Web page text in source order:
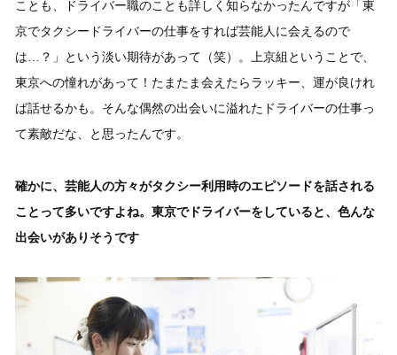
ことも、ドライバー職のことも詳しく知らなかったんですが「東
京でタクシードライバーの仕事をすれば芸能人に会えるので
は…？」という淡い期待があって（笑）。上京組ということで、
東京への憧れがあって！たまたま会えたらラッキー、運が良けれ
ば話せるかも。そんな偶然の出会いに溢れたドライバーの仕事っ
て素敵だな、と思ったんです。
確かに、芸能人の方々がタクシー利用時のエピソードを話される
ことって多いですよね。東京でドライバーをしていると、色んな
出会いがありそうです